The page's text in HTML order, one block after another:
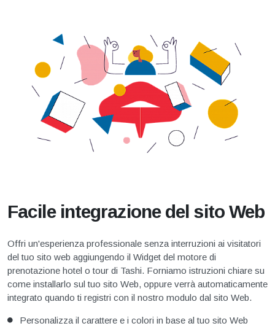
Facile integrazione del sito Web
Offri un'esperienza professionale senza interruzioni ai visitatori
del tuo sito web aggiungendo il Widget del motore di
prenotazione hotel o tour di Tashi. Forniamo istruzioni chiare su
come installarlo sul tuo sito Web, oppure verrà automaticamente
integrato quando ti registri con il nostro modulo dal sito Web.
Personalizza il carattere e i colori in base al tuo sito Web